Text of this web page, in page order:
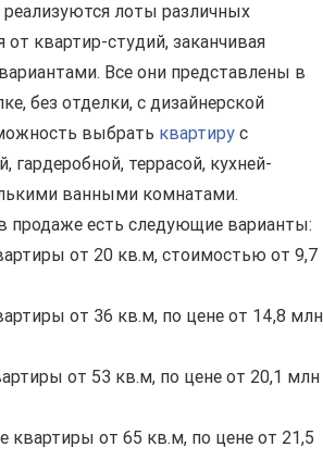
лоты различных
от квартир-студий, заканчивая
Все они представлены в
без отделки, с дизайнерской
выбрать квартиру с
гардеробной, террасой, кухней-
ванными комнатами.
продаже есть следующие варианты:
от 20 кв.м, стоимостью от 9,7
от 36 кв.м, по цене от 14,8 млн
от 53 кв.м, по цене от 20,1 млн
квартиры от 65 кв.м, по цене от 21,5